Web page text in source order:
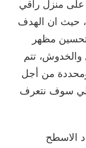
على منزل راقي
حيث ان الهدف
مظهر
والخدوش، تتم
من أجل
يلي سوف نتعرف
الاسطح